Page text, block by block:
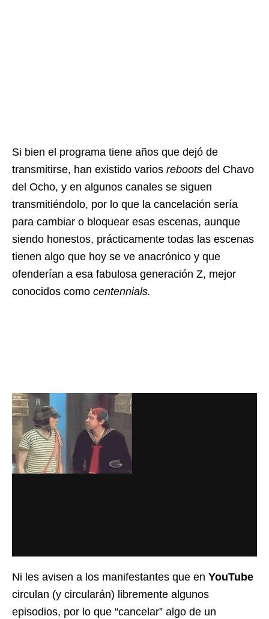
Si bien el programa tiene años que dejó de
transmitirse, han existido varios reboots del Chavo
del Ocho, y en algunos canales se siguen
transmitiéndolo, por lo que la cancelación sería
para cambiar o bloquear esas escenas, aunque
siendo honestos, prácticamente todas las escenas
tienen algo que hoy se ve anacrónico y que
ofenderían a esa fabulosa generación Z, mejor
conocidos como centennials.
Ni les avisen a los manifestantes que en YouTube
circulan (y circularán) libremente algunos
episodios, por lo que “cancelar” algo de un